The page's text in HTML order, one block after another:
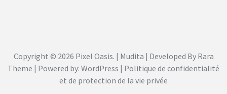
Copyright © 2026 Pixel Oasis. | Mudita | Developed By Rara
Theme | Powered by: WordPress | Politique de confidentialité
et de protection de la vie privée